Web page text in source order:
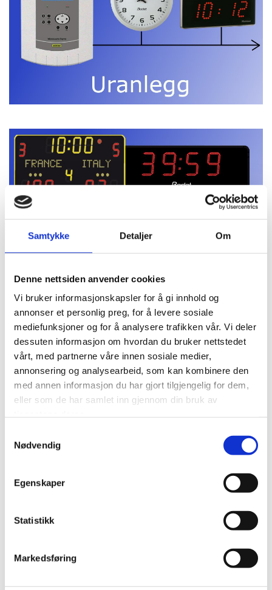
Samtykke Detaljer Om
Denne nettsiden anvender cookies
Vi bruker informasjonskapsler for å gi innhold og
annonser et personlig preg, for å levere sosiale
mediefunksjoner og for å analysere trafikken vår. Vi deler
dessuten informasjon om hvordan du bruker nettstedet
vårt, med partnerne våre innen sosiale medier,
annonsering og analysearbeid, som kan kombinere den
med annen informasjon du har gjort tilgjengelig for dem,
eller som de har samlet inn gjennom din bruk av
Nødvendig
Egenskaper
Statistikk
Markedsføring